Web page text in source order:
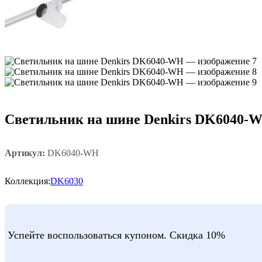
Светильник на шине Denkirs DK6040-
Артикул: DK6040-WH
Коллекция:DK6030
Успейте воспользоваться купоном. Скидка 10%